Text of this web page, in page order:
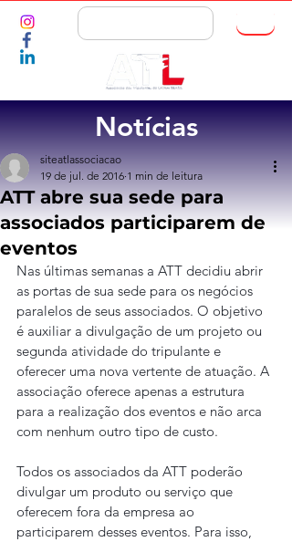
Notícias
ATT abre sua sede para
associados participarem de
eventos
siteatlassociacao
19 de jul. de 2016 1 min de leitura
Nas últimas semanas a ATT decidiu abrir
as portas de sua sede para os negócios
paralelos de seus associados. O objetivo
é auxiliar a divulgação de um projeto ou
segunda atividade do tripulante e
oferecer uma nova vertente de atuação. A
associação oferece apenas a estrutura
para a realização dos eventos e não arca
com nenhum outro tipo de custo.
Todos os associados da ATT poderão
divulgar um produto ou serviço que
oferecem fora da empresa ao
participarem desses eventos. Para isso,